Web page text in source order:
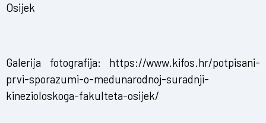
Osijek
Galerija fotografija: https://www.kifos.hr/potpisani-
prvi-sporazumi-o-medunarodnoj-suradnji-
kinezioloskoga-fakulteta-osijek/